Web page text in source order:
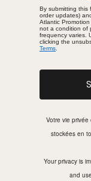
By submitting this
order updates)
Atlantic
not a condition of
frequency varies.
clicking the
Terms
Votre vie
stockées en
Your privacy is
and